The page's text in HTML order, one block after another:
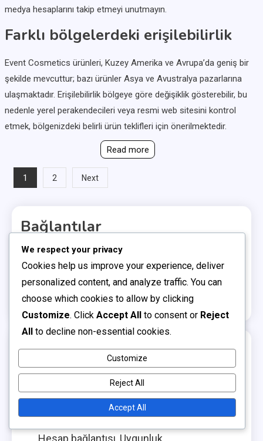
medya hesaplarını takip etmeyi unutmayın.
Farklı bölgelerdeki erişilebilirlik
Event Cosmetics ürünleri, Kuzey Amerika ve Avrupa’da geniş bir
şekilde mevcuttur; bazı ürünler Asya ve Avustralya pazarlarına
ulaşmaktadır. Erişilebilirlik bölgeye göre değişiklik gösterebilir, bu
nedenle yerel perakendecileri veya resmi web sitesini kontrol
etmek, bölgenizdeki belirli ürün teklifleri için önerilmektedir.
Read more
Posts
1 2 Next
Bağlantılar
Blog Arşivi
Bize Ulaşın
Hakkımızda
Son Gönderiler
Mobilya Derisi Talepleri: Tasarım stilleri,
Talep kaynakları, Etkinlik süreleri
İzleyici Gereksinimleri: İzleme süresi,
Hesap bağlantısı, Uygunluk
We respect your privacy
Cookies help us improve your experience, deliver
personalized content, and analyze traffic. You can
choose which cookies to allow by clicking
Customize. Click Accept All to consent or Reject
All to decline non-essential cookies.
Customize
Reject All
Accept All